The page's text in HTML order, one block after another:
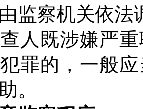
监察机关依法
既涉嫌严重
罪的，一般
。